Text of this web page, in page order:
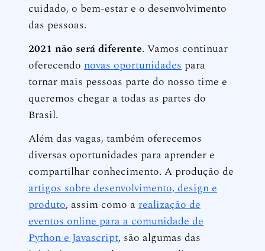
cuidado, o bem-estar e o desenvolvimento
das pessoas.
2021 não será diferente. Vamos continuar
oferecendo novas oportunidades para
tornar mais pessoas parte do nosso time e
queremos chegar a todas as partes do
Brasil.
Além das vagas, também oferecemos
diversas oportunidades para aprender e
compartilhar conhecimento. A produção de
artigos sobre desenvolvimento, design e
produto, assim como a realização de
eventos online para a comunidade de
Python e Javascript, são algumas das